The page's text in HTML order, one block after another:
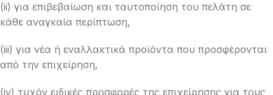
(ii) για επιβεβαίωση και ταυτοποίηση του πελάτη σε
κάθε αναγκαία περίπτωση,
(iii) για νέα ή εναλλακτικά προϊόντα που προσφέρονται
από την επιχείρηση,
(iv) τυχόν ειδικές προσφορές της επιχείρησης για τους